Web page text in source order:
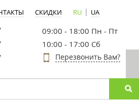
СКИДКИ RU | UA
09:00 - 18:00 Пн - Пт
10:00 - 17:00 Сб
Перезвонить Вам?